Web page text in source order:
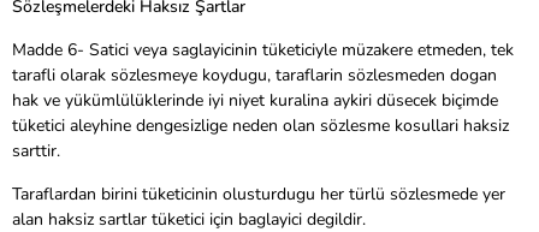
Sözleşmelerdeki Haksız Şartlar
Madde 6- Satici veya saglayicinin tüketiciyle müzakere etmeden, tek
tarafli olarak sözlesmeye koydugu, taraflarin sözlesmeden dogan
hak ve yükümlülüklerinde iyi niyet kuralina aykiri düsecek biçimde
tüketici aleyhine dengesizlige neden olan sözlesme kosullari haksiz
sarttir.
Taraflardan birini tüketicinin olusturdugu her türlü sözlesmede yer
alan haksiz sartlar tüketici için baglayici degildir.